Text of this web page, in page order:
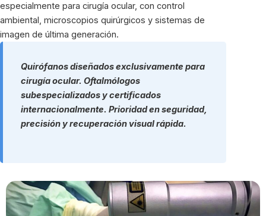
especialmente para cirugía ocular, con control
ambiental, microscopios quirúrgicos y sistemas de
imagen de última generación.
Quirófanos diseñados exclusivamente para
cirugía ocular. Oftalmólogos
subespecializados y certificados
internacionalmente. Prioridad en seguridad,
precisión y recuperación visual rápida.